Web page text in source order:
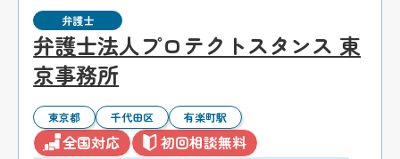
弁護士
弁護士法人プロテクトスタンス 東
京事務所
東京都 千代田区 有楽町駅
全国対応 初回相談無料